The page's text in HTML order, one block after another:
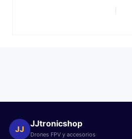
JJ
JJtronicshop
Drones FPV y accesorios